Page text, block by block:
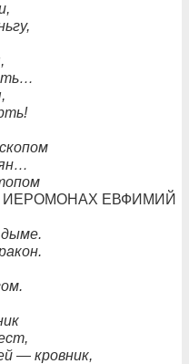
ИЕРОМОНАХ ЕВФИМИЙ
дыме.
— кровник,